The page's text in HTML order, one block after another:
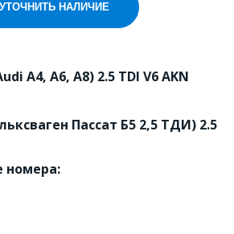
УТОЧНИТЬ НАЛИЧИЕ
A4, A6, A8) 2.5 TDI V6 AKN
Пассат Б5 2,5 ТДИ) 2.5
номера: